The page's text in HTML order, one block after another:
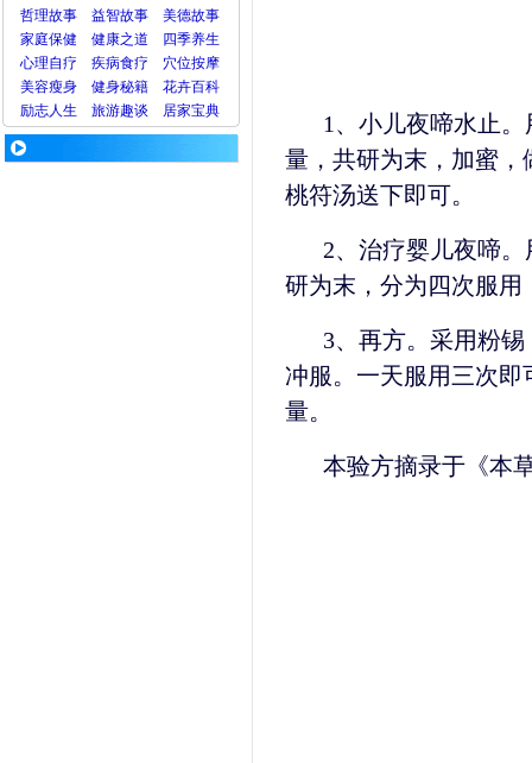
哲理故事
益智故事
美德故事
家庭保健
健康之道
四季养生
心理自疗 疾病食疗 穴位按摩
美容瘦身 健身秘籍 花卉百科
励志人生
旅游趣谈 居家宝典
1、小儿夜啼水止
量，共研为末，加蜜
桃符汤送下即可。
2、治疗婴儿夜啼
研为末，分为四次服用
3、再方。采用粉
冲服。一天服用三次
量。
本验方摘录于《本